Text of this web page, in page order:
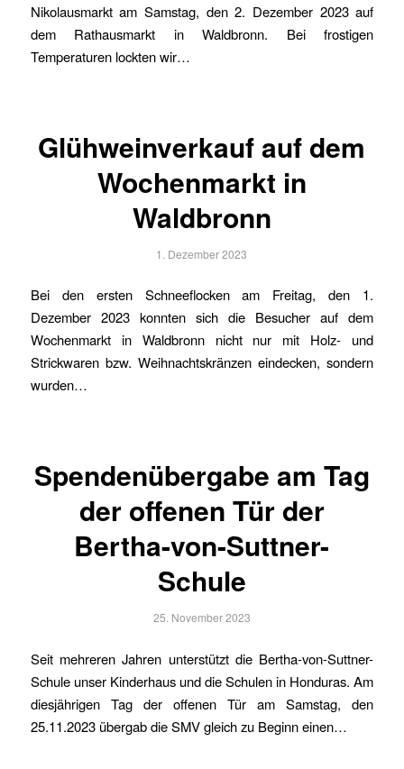
Nikolausmarkt am Samstag, den 2. Dezember 2023 auf
dem Rathausmarkt in Waldbronn. Bei frostigen
Temperaturen lockten wir…
Glühweinverkauf auf dem
Wochenmarkt in
Waldbronn
1. Dezember 2023
Bei den ersten Schneeflocken am Freitag, den 1.
Dezember 2023 konnten sich die Besucher auf dem
Wochenmarkt in Waldbronn nicht nur mit Holz- und
Strickwaren bzw. Weihnachtskränzen eindecken, sondern
wurden…
Spendenübergabe am Tag
der offenen Tür der
Bertha-von-Suttner-
Schule
25. November 2023
Seit mehreren Jahren unterstützt die Bertha-von-Suttner-
Schule unser Kinderhaus und die Schulen in Honduras. Am
diesjährigen Tag der offenen Tür am Samstag, den
25.11.2023 übergab die SMV gleich zu Beginn einen…